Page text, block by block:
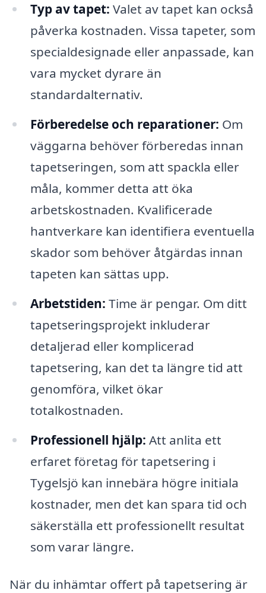
Typ av tapet: Valet av tapet kan också
påverka kostnaden. Vissa tapeter, som
specialdesignade eller anpassade, kan
vara mycket dyrare än
standardalternativ.
Förberedelse och reparationer: Om
väggarna behöver förberedas innan
tapetseringen, som att spackla eller
måla, kommer detta att öka
arbetskostnaden. Kvalificerade
hantverkare kan identifiera eventuella
skador som behöver åtgärdas innan
tapeten kan sättas upp.
Arbetstiden: Time är pengar. Om ditt
tapetseringsprojekt inkluderar
detaljerad eller komplicerad
tapetsering, kan det ta längre tid att
genomföra, vilket ökar
totalkostnaden.
Professionell hjälp: Att anlita ett
erfaret företag för tapetsering i
Tygelsjö kan innebära högre initiala
kostnader, men det kan spara tid och
säkerställa ett professionellt resultat
som varar längre.
När du inhämtar offert på tapetsering är